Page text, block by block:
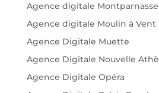
Agence digitale Montparnasse
Agence digitale Moulin à Vent
Agence Digitale Muette
Agence Digitale Nouvelle
Agence Digitale Opéra